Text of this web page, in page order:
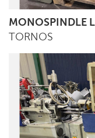
MONOSPINDLE
TORNOS